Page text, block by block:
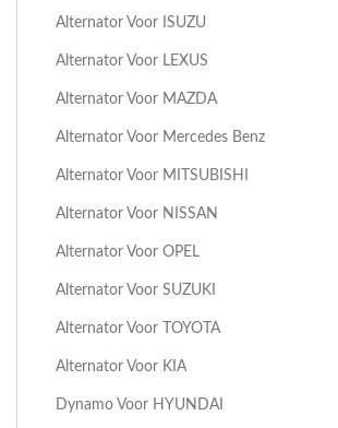
Alternator Voor ISUZU
Alternator Voor LEXUS
Alternator Voor MAZDA
Alternator Voor Mercedes Benz
Alternator Voor MITSUBISHI
Alternator Voor NISSAN
Alternator Voor OPEL
Alternator Voor SUZUKI
Alternator Voor TOYOTA
Alternator Voor KIA
Dynamo Voor HYUNDAI